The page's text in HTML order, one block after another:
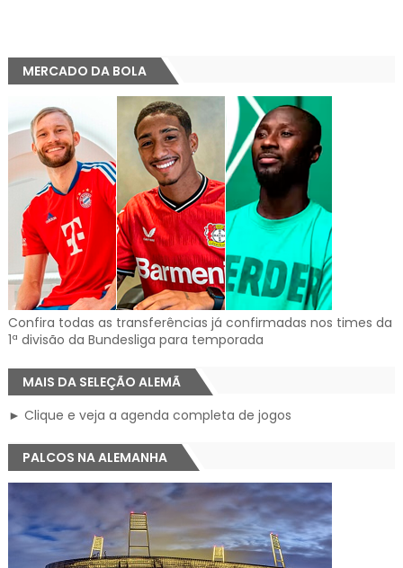
MERCADO DA BOLA
Confira todas as transferências já confirmadas nos times da
1ª divisão da Bundesliga para temporada
MAIS DA SELEÇÃO ALEMÃ
► Clique e veja a agenda completa de jogos
PALCOS NA ALEMANHA